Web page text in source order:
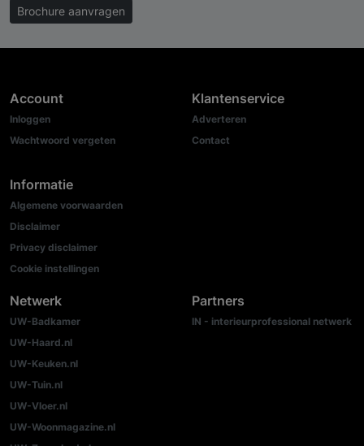
Brochure aanvragen
Account
Inloggen
Wachtwoord vergeten
Informatie
Algemene voorwaarden
Disclaimer
Privacy disclaimer
Cookie instellingen
Klantenservice
Adverteren
Contact
Netwerk
UW-Badkamer
UW-Haard.nl
UW-Keuken.nl
UW-Tuin.nl
UW-Vloer.nl
UW-Woonmagazine.nl
Partners
IN - interieurprofessional netwerk